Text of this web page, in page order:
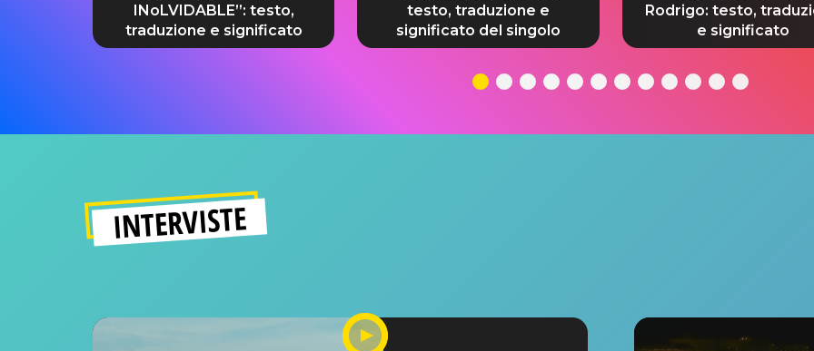
INoLVIDABLE”: testo,
traduzione e significato
testo, traduzione e
significato del singolo
Rodrigo: testo,
e significato
INTERVISTE